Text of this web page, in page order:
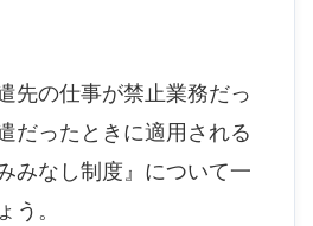
先の仕事が禁止業務だっ
だったときに適用される
みなし制度』について一
う。